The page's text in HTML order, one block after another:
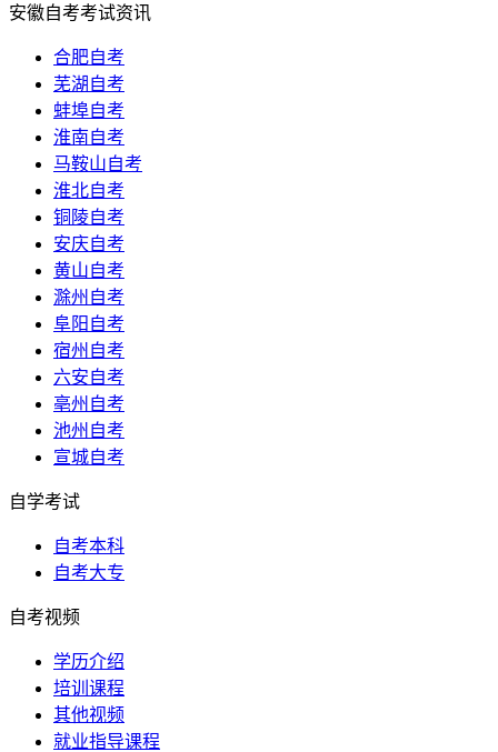
安徽自考考试资讯
合肥自考
芜湖自考
蚌埠自考
淮南自考
马鞍山自考
淮北自考
铜陵自考
安庆自考
黄山自考
滁州自考
阜阳自考
宿州自考
六安自考
亳州自考
池州自考
宣城自考
自学考试
自考本科
自考大专
自考视频
学历介绍
培训课程
其他视频
就业指导课程